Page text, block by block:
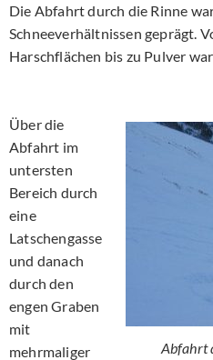
Die Abfahrt durch die Rinne
Schneeverhältnissen geprägt.
Harschflächen bis zu Pulver
Abfahrt
Über die
Abfahrt im
untersten
Bereich durch
eine
Latschengasse
und danach
durch den
engen Graben
mit
mehrmaliger